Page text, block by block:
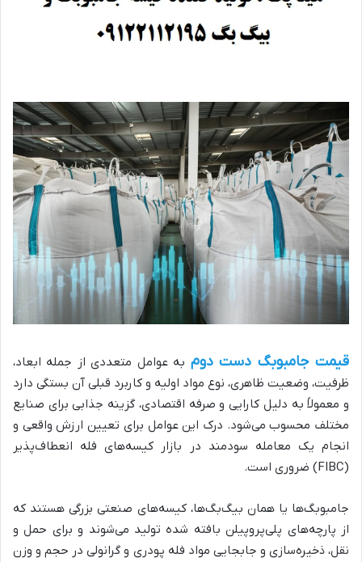
قیمت جامبوبگ دست دوم به عوامل متعددی از جمله ابعاد،
ظرفیت، وضعیت ظاهری، نوع مواد اولیه و کاربرد قبلی آن بستگی دارد
و معمولاً به دلیل کارایی و صرفه اقتصادی، گزینه جذابی برای صنایع
مختلف محسوب می‌شود. درک این عوامل برای تعیین ارزش واقعی و
انجام یک معامله سودمند در بازار کیسه‌های فله انعطاف‌پذیر
(FIBC) ضروری است.
جامبوبگ‌ها یا همان بیگ‌بگ‌ها، کیسه‌های صنعتی بزرگی هستند که
از پارچه‌های پلی‌پروپیلن بافته شده تولید می‌شوند و برای حمل و
نقل، ذخیره‌سازی و جابجایی مواد فله پودری و گرانولی در حجم و وزن